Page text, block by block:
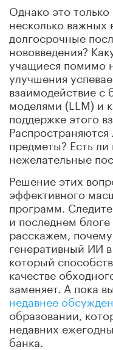
Однако это только
несколько важных
долгосрочные
нововведения?
учащиеся помимо
улучшения
взаимодействие
моделями (LLM) и
поддержке этого
предметы? Есть
нежелательные
Решение этих
эффективного
программ.
и последнем
расскажем,
генеративный ИИ в
который
качестве
заменяет. А пока
недавнее
образовании,
недавних
банка.